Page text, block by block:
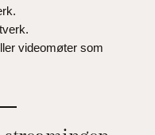
videomøter som